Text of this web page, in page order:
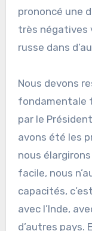
prononcé une
très négatives
russe dans
Nous devons
fondamentale
par le
avons été les
nous
facile, nous
capacités,
avec l’Inde,
d’autres pays.